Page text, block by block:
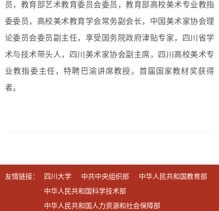
员，教育部艺术教育委员会委员，教育部高校美术专业教指
委委员，高校美术教育学会常务副会长，中国美术家协会理
论委员会委员副主任，享受国务院政府津贴专家，四川省学
术与技术带头人，四川美术家协会副主席，四川高校美术专
业教指委主任，特聘巴渝讲席教授。首届国家教材奖获得
者。
友情链接： 四川大学 中共中央组织部
中华人民共和国教育部
中华人民共和国科学技术部
中华人民共和国人力资源和社会保障部